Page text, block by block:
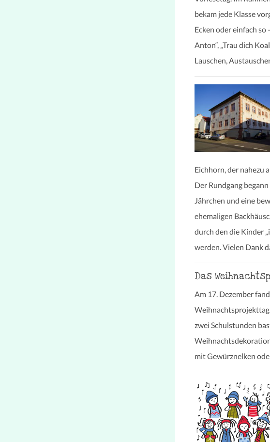
bekam jede Klasse
Ecken oder einfach so
Anton“, „Trau dich
Lauschen,
Eichhorn, der nahezu
Der Rundgang
Jährchen und eine
ehemaligen
durch den die Kinder
werden. Vielen Dank
Das
Am 17. Dezember
zwei Schulstunden
mit Gewürznelken